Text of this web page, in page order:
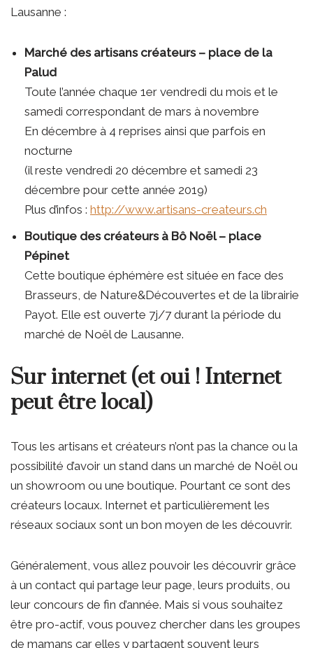
Lausanne :
Marché des artisans créateurs – place de la
Palud
Toute l’année chaque 1er vendredi du mois et le
samedi correspondant de mars à novembre
En décembre à 4 reprises ainsi que parfois en
nocturne
(il reste vendredi 20 décembre et samedi 23
décembre pour cette année 2019)
Plus d’infos : http://www.artisans-createurs.ch
Boutique des créateurs à Bô Noël – place
Pépinet
Cette boutique éphémère est située en face des
Brasseurs, de Nature&Découvertes et de la librairie
Payot. Elle est ouverte 7j/7 durant la période du
marché de Noël de Lausanne.
Sur internet (et oui ! Internet
peut être local)
Tous les artisans et créateurs n’ont pas la chance ou la
possibilité d’avoir un stand dans un marché de Noël ou
un showroom ou une boutique. Pourtant ce sont des
créateurs locaux. Internet et particulièrement les
réseaux sociaux sont un bon moyen de les découvrir.
Généralement, vous allez pouvoir les découvrir grâce
à un contact qui partage leur page, leurs produits, ou
leur concours de fin d’année. Mais si vous souhaitez
être pro-actif, vous pouvez chercher dans les groupes
de mamans car elles y partagent souvent leurs